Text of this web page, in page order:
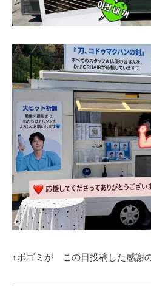
↑ボゴミが この日投稿した感謝